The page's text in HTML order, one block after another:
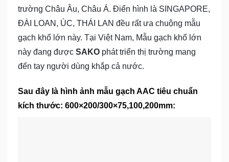
trường Châu Âu, Châu Á. Điển hình là SINGAPORE,
ĐÀI LOAN, ÚC, THÁI LAN đều rất ưa chuộng mẫu
gạch khổ lớn này. Tại Việt Nam, Mẫu gạch khổ lớn
này đang được SAKO phát triển thị trường mang
đến tay người dùng khắp cả nước.
Sau đây là hình ảnh mẫu gạch AAC tiêu chuẩn
kích thước: 600×200/300×75,100,200mm: